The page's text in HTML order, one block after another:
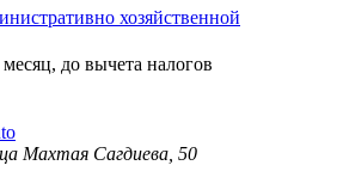
хозяйственной
месяц, до вычета налогов
Махтая Сагдиева, 50